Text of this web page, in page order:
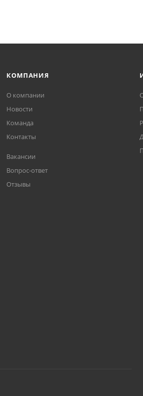
КОМПАНИЯ
О компании
Новости
Команда
Контакты
Вакансии
Вопрос-ответ
Отзывы